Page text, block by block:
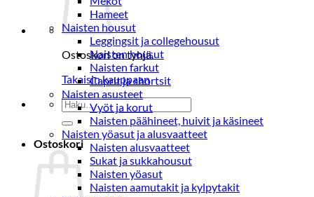
Ostoskori on tyhjä.
Takaisin kauppaan
Etsi:
Ostoskori
Hameet
Naisten housut
Leggingsit ja collegehousut
Naisten housut
Naisten farkut
Caprit ja shortsit
Naisten asusteet
Vyöt ja korut
Naisten päähineet, huivit ja käsineet
Naisten yöasut ja alusvaatteet
Naisten alusvaatteet
Sukat ja sukkahousut
Naisten yöasut
Naisten aamutakit ja kylpytakit